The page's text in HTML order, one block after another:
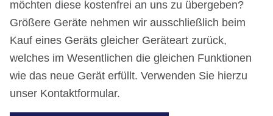
möchten diese kostenfrei an uns zu übergeben?
Größere Geräte nehmen wir ausschließlich beim
Kauf eines Geräts gleicher Geräteart zurück,
welches im Wesentlichen die gleichen Funktionen
wie das neue Gerät erfüllt. Verwenden Sie hierzu
unser Kontaktformular.